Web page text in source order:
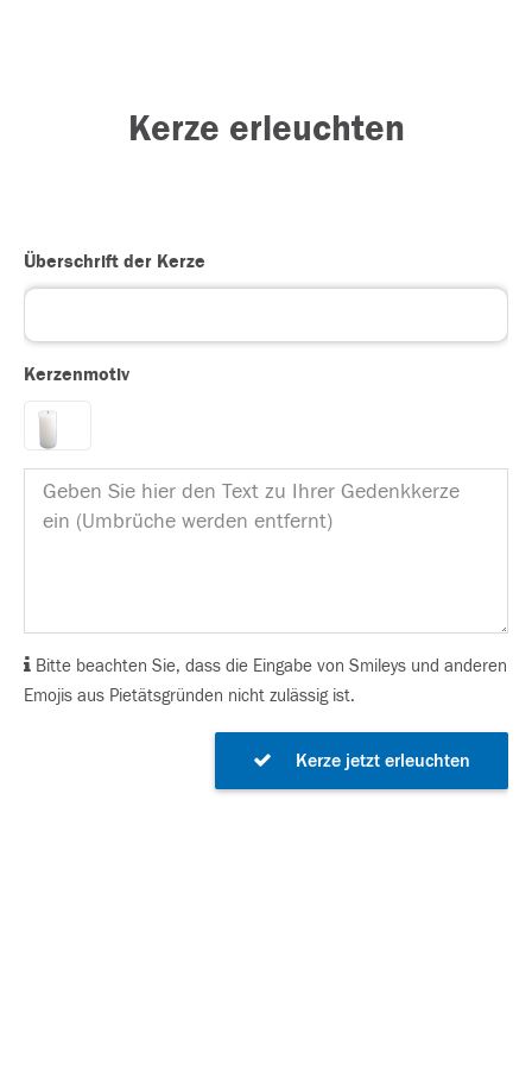
Kerze erleuchten
Überschrift der Kerze
Kerzenmotiv
Bitte beachten Sie, dass die Eingabe von Smileys und anderen
Emojis aus Pietätsgründen nicht zulässig ist.
Kerze jetzt erleuchten